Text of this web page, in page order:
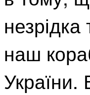
наш
України.